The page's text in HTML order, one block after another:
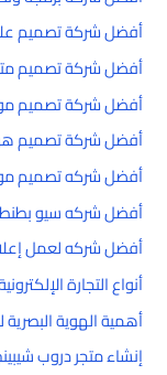
أفضل شركة تصميم
أفضل شركة تصميم
أفضل شركة تصميم
أفضل شركة تصميم
أفضل شركه تصميم
أفضل شركه سيو
أفضل شركه لعمل
أنواع التجارة
أهمية الهوية
إنشاء متجر دروب